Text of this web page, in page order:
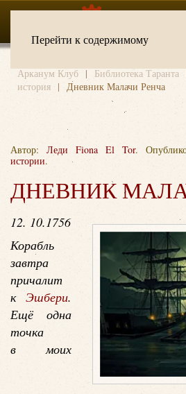
Перейти к содержимому
Арканум Клуб Библиотека Таранта
история
Дневник Малачи Ренча
Автор: Леди Fiona El Tor.
истории.
ДНЕВНИК
12. 10.1756
Корабль
завтра
причалит
к Эшбери.
Ещё одна
точка
в моих